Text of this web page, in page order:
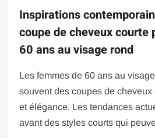
Inspirations
coupe de cheveux courte
60 ans au visage rond
Les femmes de 60 ans au
souvent des coupes de
et élégance. Les tendances
avant des styles courts qui